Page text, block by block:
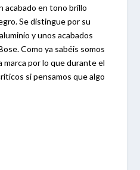
acabado en tono brillo
Se distingue por su
y unos acabados
Como ya sabéis somos
por lo que durante el
si pensamos que algo